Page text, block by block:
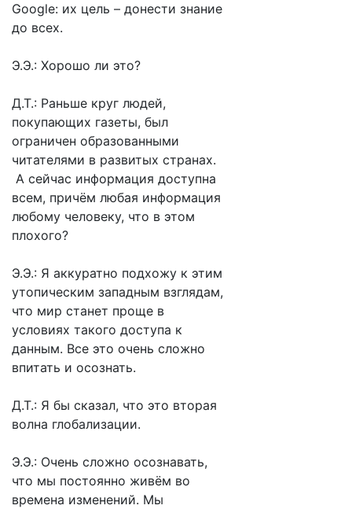
Google: их цель – донести знание
до всех.
Э.Э.: Хорошо ли это?
Д.Т.: Раньше круг людей,
покупающих газеты, был
ограничен образованными
читателями в развитых странах.
А сейчас информация доступна
всем, причём любая информация
любому человеку, что в этом
плохого?
Э.Э.: Я аккуратно подхожу к этим
утопическим западным взглядам,
что мир станет проще в
условиях такого доступа к
данным. Все это очень сложно
впитать и осознать.
Д.Т.: Я бы сказал, что это вторая
волна глобализации.
Э.Э.: Очень сложно осознавать,
что мы постоянно живём во
времена изменений. Мы